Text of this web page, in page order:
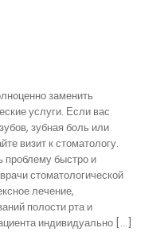
заменить
услуги. Если вас
зубная боль или
визит к стоматологу.
проблему быстро и
стоматологической
лечение,
полости рта и
индивидуально […]